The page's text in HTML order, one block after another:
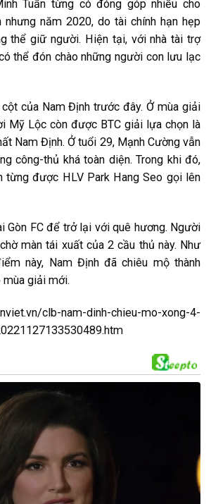
Tuấn từng có đóng góp nhiều cho
năm 2020, do tài chính hạn hẹp
thể giữ người. Hiện tại, với nhà tài trợ
thể đón chào những người con lưu lạc
của Nam Định trước đây. Ở mùa giải
Mỹ Lộc còn được BTC giải lựa chọn là
Nam Định. Ở tuổi 29, Mạnh Cường vẫn
công-thủ khá toàn diện. Trong khi đó,
từng được HLV Park Hang Seo gọi lên
Gòn FC để trở lại với quê hương. Người
màn tái xuất của 2 cầu thủ này. Như
này, Nam Định đã chiêu mộ thành
mùa giải mới.
clb-nam-dinh-chieu-mo-xong-4-